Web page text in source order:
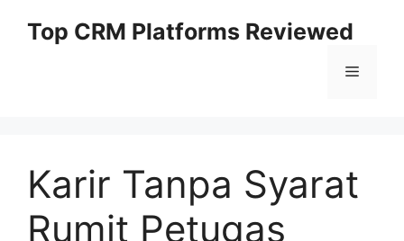
Top CRM Platforms Reviewed
Menu
Karir Tanpa Syarat
Rumit Petugas